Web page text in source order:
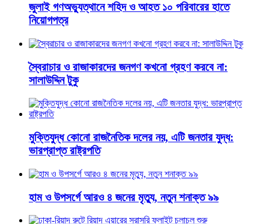
জুলাই গণঅভ্যুত্থানে শহিদ ও আহত ১০ পরিবারের হাতে
নিয়োগপত্র
স্বৈরাচার ও রাজাকারদের জনগণ কখনো গ্রহণ করবে না:
সালাউদ্দিন টুকু
মুক্তিযুদ্ধ কোনো রাজনৈতিক দলের নয়, এটি জনতার যুদ্ধ:
ভারপ্রাপ্ত রাষ্ট্রপতি
হাম ও উপসর্গে আরও ৪ জনের মৃত্যু, নতুন শনাক্ত ৯৯